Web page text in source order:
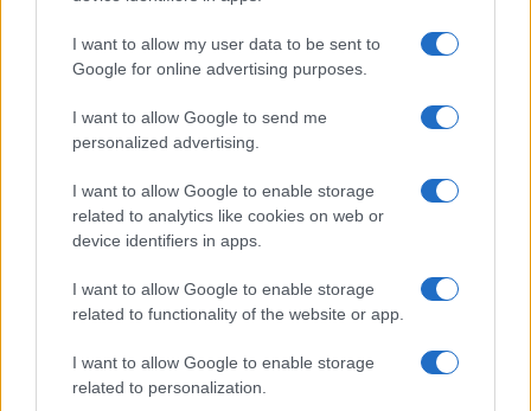
I want to allow my user data to be sent to
Google for online advertising purposes.
I want to allow Google to send me
personalized advertising.
I want to allow Google to enable storage
related to analytics like cookies on web or
device identifiers in apps.
I want to allow Google to enable storage
related to functionality of the website or app.
I want to allow Google to enable storage
related to personalization.
ad un’Europa a guida tedesca, e non ci risulta
abbiano cambiato opinione. A tal scopo hanno
benedetto, dal 2011 ad oggi, una serie di governi
di ispirazione più o meno tecnocratica, con la sola
parziale eccezione del Conte I. In questo grafico i